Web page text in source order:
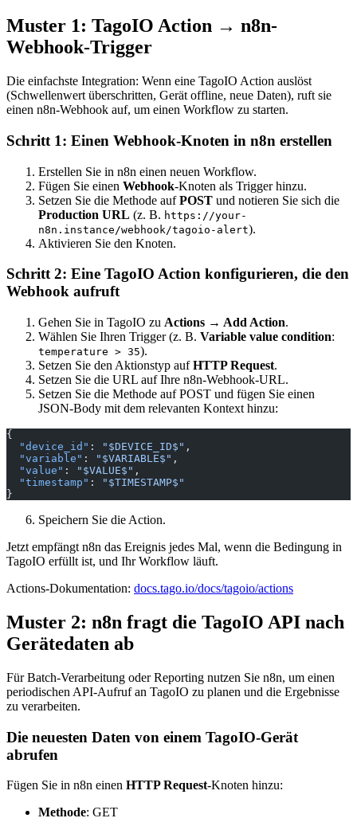
Muster 1: TagoIO Action → n8n-
Webhook-Trigger
Die einfachste Integration: Wenn eine TagoIO Action auslöst
(Schwellenwert überschritten, Gerät offline, neue Daten), ruft sie
einen n8n-Webhook auf, um einen Workflow zu starten.
Schritt 1: Einen Webhook-Knoten in n8n erstellen
Erstellen Sie in n8n einen neuen Workflow.
Fügen Sie einen Webhook-Knoten als Trigger hinzu.
Setzen Sie die Methode aufPOST und notieren Sie sich die
Production URL (z. B. https://your-
n8n.instance/webhook/tagoio-alert).
Aktivieren Sie den Knoten.
Schritt 2: Eine TagoIO Action konfigurieren, die den
Webhook aufruft
Gehen Sie in TagoIO zu Actions → Add Action.
Wählen Sie Ihren Trigger (z. B. Variable value condition:
temperature > 35).
Setzen Sie den Aktionstyp aufHTTP Request.
Setzen Sie die URL auf Ihre n8n-Webhook-URL.
Setzen Sie die Methode auf POST und fügen Sie einen
JSON-Body mit dem relevanten Kontext hinzu:
{
  "device_id"
: "$DEVICE_ID$" ,
  "variable"
: "$VARIABLE$" ,
  "value"
: "$VALUE$" ,
  "timestamp"
:
"$TIMESTAMP$"
}
Speichern Sie die Action.
Jetzt empfängt n8n das Ereignis jedes Mal, wenn die Bedingung in
TagoIO erfüllt ist, und Ihr Workflow läuft.
Actions-Dokumentation: docs.tago.io/docs/tagoio/actions
Muster 2: n8n fragt die TagoIO API nach
Gerätedaten ab
Für Batch-Verarbeitung oder Reporting nutzen Sie n8n, um einen
periodischen API-Aufruf an TagoIO zu planen und die Ergebnisse
zu verarbeiten.
Die neuesten Daten von einem TagoIO-Gerät
abrufen
Fügen Sie in n8n einen HTTP Request-Knoten hinzu:
Methode: GET